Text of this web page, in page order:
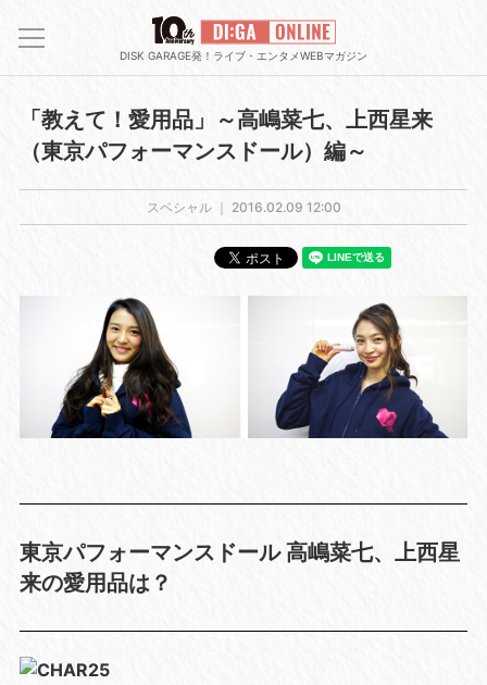
DISK GARAGE発！ライブ・エンタメWEBマガジン
「教えて！愛用品」～高嶋菜七、上西星来
（東京パフォーマンスドール）編～
スペシャル ｜ 2016.02.09 12:00
東京パフォーマンスドール 高嶋菜七、上西星
来の愛用品は？